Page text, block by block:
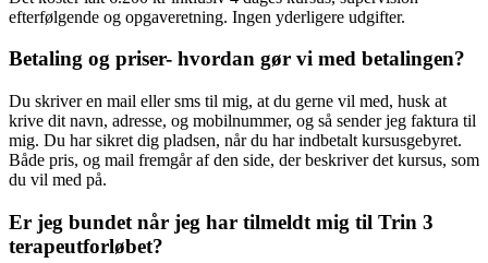
efterfølgende og opgaveretning. Ingen yderligere udgifter.
Betaling og priser- hvordan gør vi med betalingen?
Du skriver en mail eller sms til mig, at du gerne vil med, husk at
krive dit navn, adresse, og mobilnummer, og så sender jeg faktura til
mig. Du har sikret dig pladsen, når du har indbetalt kursusgebyret.
Både pris, og mail fremgår af den side, der beskriver det kursus, som
du vil med på.
Er jeg bundet når jeg har tilmeldt mig til Trin 3
terapeutforløbet?